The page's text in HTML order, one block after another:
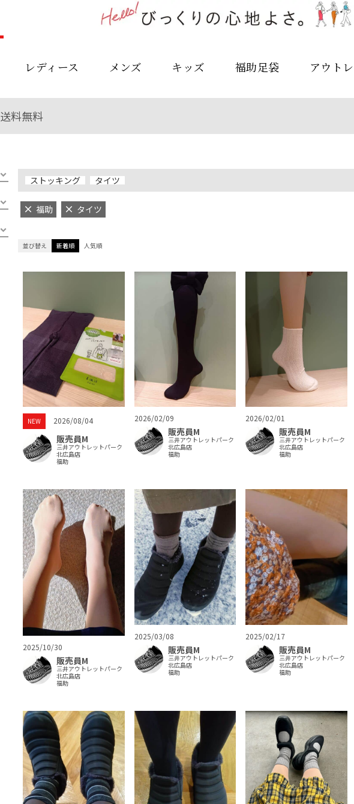
レディース メンズ キッズ 福助足袋 アウト
送料無料
ストッキング タイツ
福助 タイツ
並び替え 新着順 人気順
NEW 2026/08/04
販売員M
三井アウトレットパーク
北広島店
福助
2026/02/09
販売員M
三井アウトレットパーク
北広島店
福助
2026/02/01
販売員M
三井アウトレットパーク
北広島店
福助
2025/10/30
販売員M
三井アウトレットパーク
北広島店
福助
2025/03/08
販売員M
三井アウトレットパーク
北広島店
福助
2025/02/17
販売員M
三井アウトレットパーク
北広島店
福助